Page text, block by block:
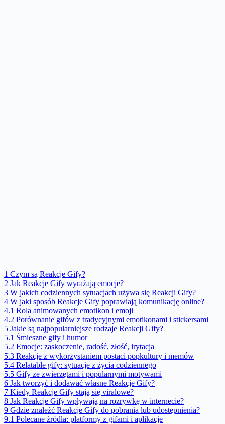
1 Czym są Reakcje Gify?
2 Jak Reakcje Gify wyrażają emocje?
3 W jakich codziennych sytuacjach używa się Reakcji Gify?
4 W jaki sposób Reakcje Gify poprawiają komunikację online?
4.1 Rola animowanych emotikon i emoji
4.2 Porównanie gifów z tradycyjnymi emotikonami i stickersami
5 Jakie są najpopularniejsze rodzaje Reakcji Gify?
5.1 Śmieszne gify i humor
5.2 Emocje: zaskoczenie, radość, złość, irytacja
5.3 Reakcje z wykorzystaniem postaci popkultury i memów
5.4 Relatable gify: sytuacje z życia codziennego
5.5 Gify ze zwierzętami i popularnymi motywami
6 Jak tworzyć i dodawać własne Reakcje Gify?
7 Kiedy Reakcje Gify stają się viralowe?
8 Jak Reakcje Gify wpływają na rozrywkę w internecie?
9 Gdzie znaleźć Reakcje Gify do pobrania lub udostępnienia?
9.1 Polecane źródła: platformy z gifami i aplikacje